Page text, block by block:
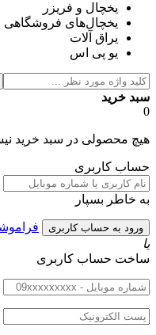
یخچال و فریزر
یخچال‌های فروشگاهی
یراق آلات
یو پی اس
سبد خرید
0
هیچ محصولی در سبد خرید
حساب کاربری
به خاطر بسپار
یا
ساخت حساب کاربری